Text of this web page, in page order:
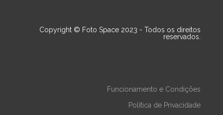
Copyright © Foto Space 2023 - Todos os direitos
reservados.
Funcionamento e Condições
Política de Privacidade